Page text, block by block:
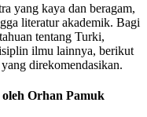
yang kaya dan beragam,
literatur akademik. Bagi
tentang Turki,
ilmu lainnya, berikut
direkomendasikan.
Orhan Pamuk